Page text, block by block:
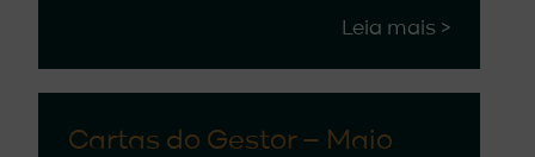
Leia mais >
Cartas do Gestor – Maio